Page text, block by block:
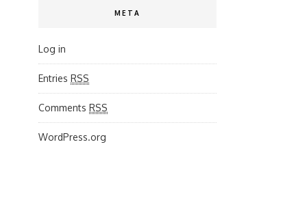
META
Log in
Entries RSS
Comments RSS
WordPress.org